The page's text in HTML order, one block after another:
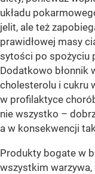
układu
jelit, ale też
prawidłowej masy
sytości po spożyciu
Dodatkowo błonnik
cholesterolu i cukru
w profilaktyce
nie wszystko –
a w konsekwencji
Produkty bogate w
wszystkim